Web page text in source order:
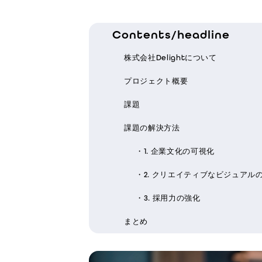
Contents/headline
株式会社Delightについて
プロジェクト概要
課題
課題の解決方法
・1. 企業文化の可視化
・2. クリエイティブなビジュアル
・3. 採用力の強化
まとめ